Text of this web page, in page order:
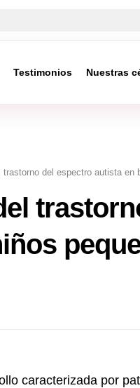
Testimonios Nuestras
trastorno del espectro autista en
caracterizada por